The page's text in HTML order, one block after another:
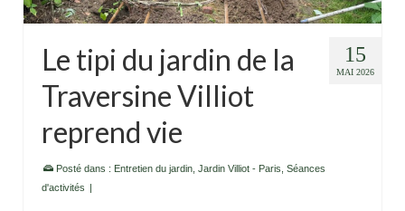
15
MAI 2026
Le tipi du jardin de la
Traversine Villiot
reprend vie
Posté dans : Entretien du jardin Jardin Villiot - Paris Séances
d'activités |